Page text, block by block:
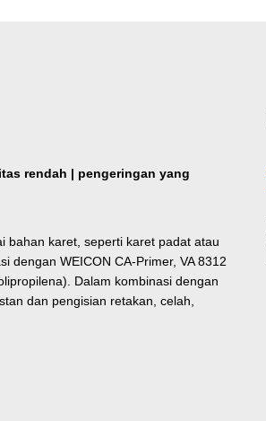
rendah | pengeringan yang
bahan karet, seperti karet padat atau
dengan WEICON CA-Primer, VA 8312
Dalam kombinasi dengan
dan pengisian retakan, celah,